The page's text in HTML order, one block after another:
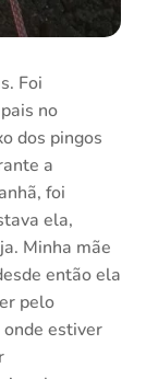
Foi
no
dos pingos
a
foi
ela,
Minha mãe
então ela
pelo
estiver